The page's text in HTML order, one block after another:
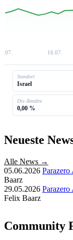
16.07.
Standort
Israel
Div.-Rendite
0,00 %
Neueste
Alle News →
05.06.2026
Baarz
29.05.2026
Felix Baarz
Community